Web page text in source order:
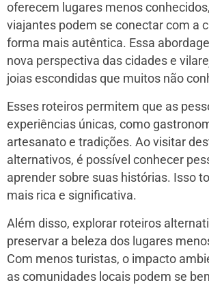
oferecem lugares menos
viajantes podem se conectar com a
forma mais autêntica. Essa
nova perspectiva das cidades e
joias escondidas que muitos não
Esses roteiros permitem que as
experiências únicas, como
artesanato e tradições. Ao visitar
alternativos, é possível conhecer
aprender sobre suas histórias. Isso
mais rica e significativa.
Além disso, explorar roteiros
preservar a beleza dos lugares
Com menos turistas, o impacto
as comunidades locais podem se